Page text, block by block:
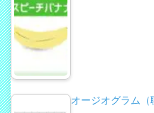
オージオグラム